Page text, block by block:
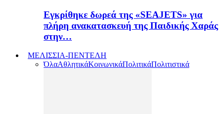
Εγκρίθηκε δωρεά της «SEAJETS» για
πλήρη ανακατασκευή της Παιδικής Χαράς
στην…
ΜΕΛΙΣΣΙΑ-ΠΕΝΤΕΛΗ
ΌλαΑθλητικάΚοινωνικάΠολιτικάΠολιτιστικά